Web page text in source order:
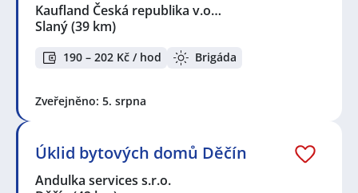
Kaufland Česká republika v.o…
Slaný(39 km)
190 – 202 Kč / hod Brigáda
Zveřejněno: 5. srpna
Úklid bytových domů Děčín
Andulka services s.r.o.